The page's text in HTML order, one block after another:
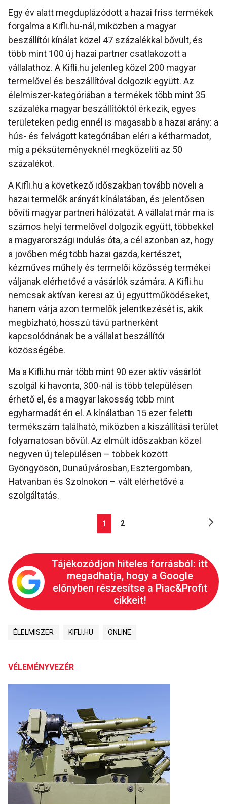
Egy év alatt megduplázódott a hazai friss termékek
forgalma a Kifli.hu-nál, miközben a magyar
beszállítói kínálat közel 47 százalékkal bővült, és
több mint 100 új hazai partner csatlakozott a
vállalathoz. A Kifli.hu jelenleg közel 200 magyar
termelővel és beszállítóval dolgozik együtt. Az
élelmiszer-kategóriában a termékek több mint 35
százaléka magyar beszállítóktól érkezik, egyes
területeken pedig ennél is magasabb a hazai arány: a
hús- és felvágott kategóriában eléri a kétharmadot,
míg a péksüteményeknél megközelíti az 50
százalékot.
A Kifli.hu a következő időszakban tovább növeli a
hazai termelők arányát kínálatában, és jelentősen
bővíti magyar partneri hálózatát. A vállalat már ma is
számos helyi termelővel dolgozik együtt, többekkel
a magyarországi indulás óta, a cél azonban az, hogy
a jövőben még több hazai gazda, kertészet,
kézműves műhely és termelői közösség termékei
váljanak elérhetővé a vásárlók számára. A Kifli.hu
nemcsak aktívan keresi az új együttműködéseket,
hanem várja azon termelők jelentkezését is, akik
megbízható, hosszú távú partnerként
kapcsolódnának be a vállalat beszállítói
közösségébe.
Ma a Kifli.hu már több mint 90 ezer aktív vásárlót
szolgál ki havonta, 300-nál is több településen
érhető el, és a magyar lakosság több mint
egyharmadát éri el. A kínálatban 15 ezer feletti
termékszám található, miközben a kiszállítási terület
folyamatosan bővül. Az elmúlt időszakban közel
negyven új településen – többek között
Gyöngyösön, Dunaújvárosban, Esztergomban,
Hatvanban és Szolnokon – vált elérhetővé a
szolgáltatás.
1 2
Tájékozódjon hiteles forrásból: itt
megadhatja, hogy a Google
előnyben részesítse a Piac&Profit
cikkeit!
ÉLELMISZER KIFLI.HU ONLINE
VÉLEMÉNYVEZÉR